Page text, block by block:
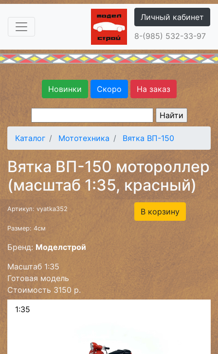
Личный кабинет
8-(985) 532-33-97
Новинки Скоро На заказ
Каталог Мототехника Вятка ВП-150
Вятка ВП-150 мотороллер
(масштаб 1:35, красный)
Артикул: vyatka352
Размер: 4см
Бренд: Моделстрой
Масштаб 1:35
Готовая модель
Стоимость 3150 р.
В корзину
1:35